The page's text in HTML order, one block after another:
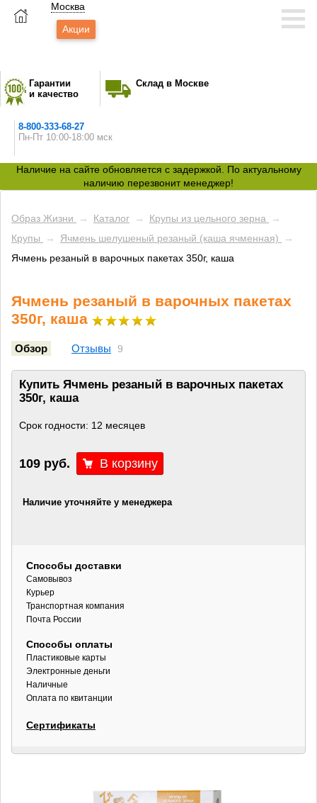
Москва
Акции
Гарантии
и качество
Склад в Москве
8-800-333-68-27
Пн-Пт 10:00-18:00 мск
Наличие на сайте обновляется с задержкой. По актуальному
наличию перезвонит менеджер!
Образ Жизни → Каталог → Крупы из цельного зерна
→
Крупы
→ Ячмень шелушеный резаный (каша ячменная)
→
Ячмень резаный в варочных пакетах 350г, каша
Ячмень резаный в варочных пакетах
350г, каша
Обзор Отзывы 9
Купить Ячмень резаный в варочных пакетах
350г, каша
Срок годности: 12 месяцев
109 руб.
Наличие уточняйте у менеджера
Способы доставки
Самовывоз
Курьер
Транспортная компания
Почта России
Способы оплаты
Пластиковые карты
Электронные деньги
Наличные
Оплата по квитанции
Сертификаты